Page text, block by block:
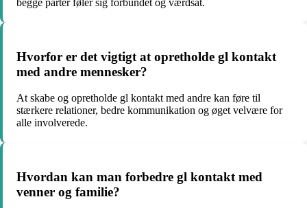
Hvorfor er det vigtigt at opretholde gl kontakt
med andre mennesker?
At skabe og opretholde gl kontakt med andre kan føre til
stærkere relationer, bedre kommunikation og øget velvære for
alle involverede.
Hvordan kan man forbedre gl kontakt med
venner og familie?